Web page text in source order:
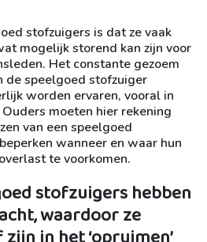
stofzuigers is dat ze vaak
mogelijk storend kan zijn voor
Het constante gezoem
de speelgoed stofzuiger
worden ervaren, vooral in
moeten hier rekening
van een speelgoed
wanneer en waar hun
te voorkomen.
stofzuigers hebben
waardoor ze